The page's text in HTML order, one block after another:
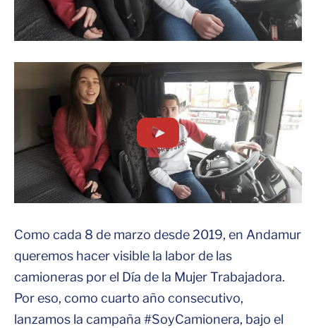
Como cada 8 de marzo desde 2019, en Andamur
queremos hacer visible la labor de las
camioneras por el Día de la Mujer Trabajadora.
Por eso, como cuarto año consecutivo,
lanzamos la campaña #SoyCamionera, bajo el